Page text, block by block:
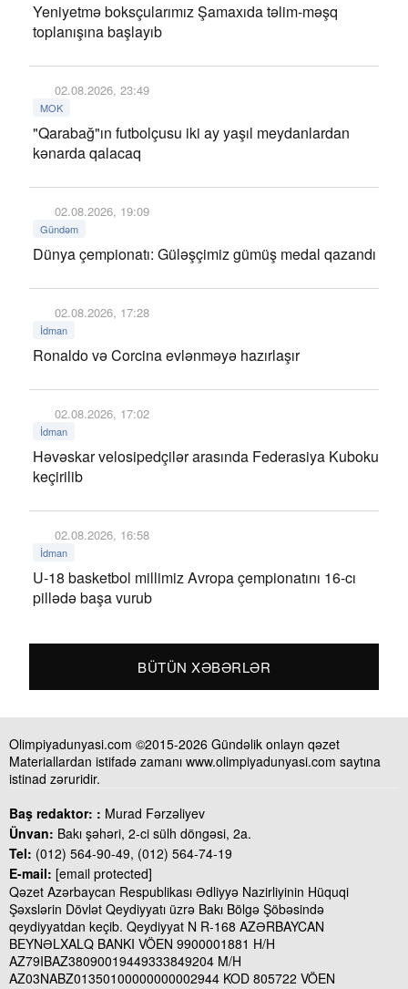
Yeniyetmə boksçularımız Şamaxıda təlim-məşq
toplanışına başlayıb
02.08.2026, 23:49
MOK
"Qarabağ"ın futbolçusu iki ay yaşıl meydanlardan
kənarda qalacaq
02.08.2026, 19:09
Gündəm
Dünya çempionatı: Güləşçimiz gümüş medal qazandı
02.08.2026, 17:28
İdman
Ronaldo və Corcina evlənməyə hazırlaşır
02.08.2026, 17:02
İdman
Həvəskar velosipedçilər arasında Federasiya Kuboku
keçirilib
02.08.2026, 16:58
İdman
U-18 basketbol millimiz Avropa çempionatını 16-cı
pillədə başa vurub
BÜTÜN XƏBƏRLƏR
Olimpiyadunyasi.com ©2015-2026 Gündəlik onlayn qəzet
Materiallardan istifadə zamanı www.olimpiyadunyasi.com saytına
istinad zəruridir.
Baş redaktor: : Murad Fərzəliyev
Ünvan: Bakı şəhəri, 2-ci sülh döngəsi, 2a.
Tel: (012) 564-90-49, (012) 564-74-19
E-mail: [email protected]
Qəzet Azərbaycan Respublikası Ədliyyə Nazirliyinin Hüquqi
Şəxslərin Dövlət Qeydiyyatı üzrə Bakı Bölgə Şöbəsində
qeydiyyatdan keçib. Qeydiyyat N R-168 AZƏRBAYCAN
BEYNƏLXALQ BANKI VÖEN 9900001881 H/H
AZ79IBAZ38090019449333849204 M/H
AZ03NABZ01350100000000002944 KOD 805722 VÖEN